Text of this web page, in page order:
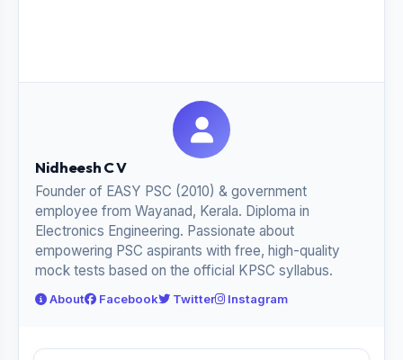
Nidheesh C V
Founder of EASY PSC (2010) & government
employee from Wayanad, Kerala. Diploma in
Electronics Engineering. Passionate about
empowering PSC aspirants with free, high-quality
mock tests based on the official KPSC syllabus.
About Facebook Twitter Instagram